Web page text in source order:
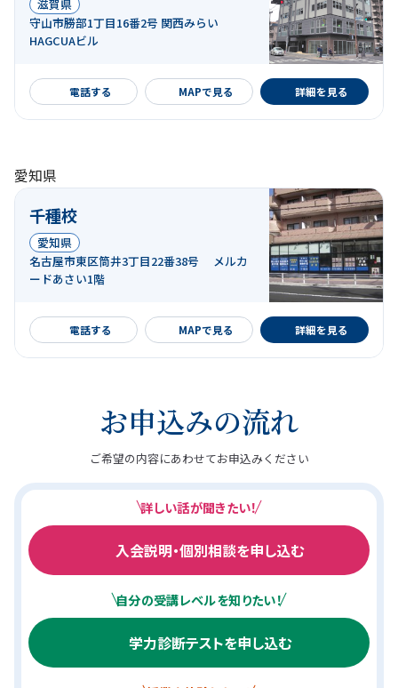
滋賀県
守山市勝部1丁目16番2号 関西みらい
HAGCUAビル
電話する MAPで見る
詳細を見る
詳細を見る
愛知県
千種校
愛知県
名古屋市東区筒井3丁目22番38号 メルカ
ードあさい1階
電話する MAPで見る
詳細を見る
詳細を見る
お申込みの流れ
ご希望の内容にあわせてお申込みください
詳しい話が聞きたい！
入会説明・個別相談を申し込む
自分の受講レベルを知りたい！
学力診断テストを申し込む